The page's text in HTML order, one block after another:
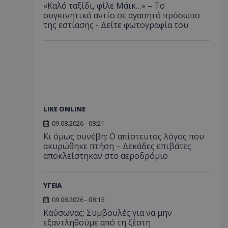
«Καλό ταξίδι, φίλε Μάικ…» – Το
συγκινητικό αντίο σε αγαπητό πρόσωπο
της εστίασης - Δείτε φωτογραφία του
LIKE ONLINE
09.08.2026 - 08:21
Κι όμως συνέβη: Ο απίστευτος λόγος που
ακυρώθηκε πτήση – Δεκάδες επιβάτες
αποκλείστηκαν στο αεροδρόμιο
ΥΓΕΙΑ
09.08.2026 - 08:15
Kαύσωνας: Συμβουλές για να μην
εξαντληθούμε από τη ζέστη